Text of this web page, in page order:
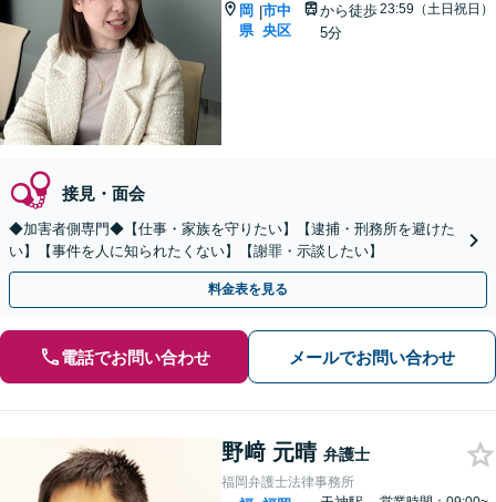
岡
県
|市中
央区
から徒歩
5分
23:59（土日祝日）
接見・面会
◆加害者側専門◆【仕事・家族を守りたい】【逮捕・刑務所を避けた
い】【事件を人に知られたくない】【謝罪・示談したい】
料金表を見る
電話でお問い合わせ メールでお問い合わせ
野﨑 元晴 弁護士
福岡弁護士法律事務所